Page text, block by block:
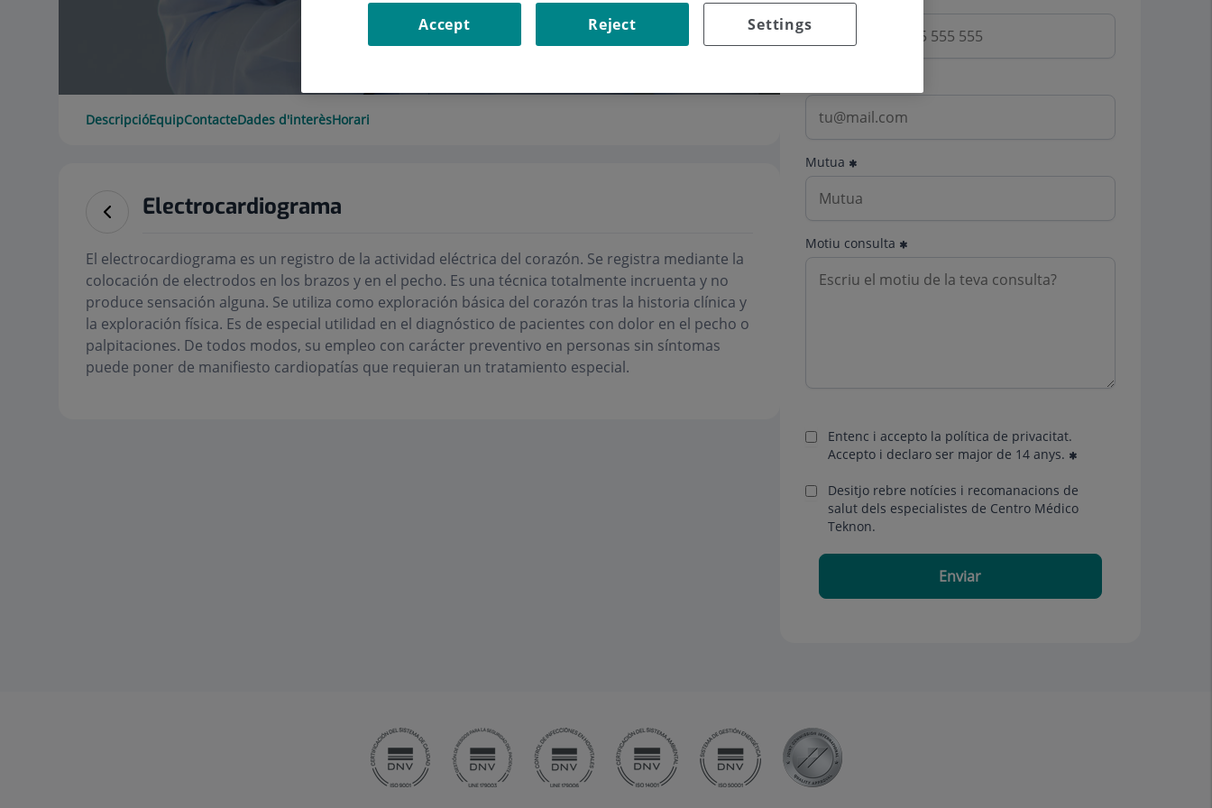
DescripcióEquipContacteDades d'interèsHorari
Electrocardiograma
El electrocardiograma es un registro de la actividad eléctrica del corazón. Se registra mediante la
colocación de electrodos en los brazos y en el pecho. Es una técnica totalmente incruenta y no
produce sensación alguna. Se utiliza como exploración básica del corazón tras la historia clínica y
la exploración física. Es de especial utilidad en el diagnóstico de pacientes con dolor en el pecho o
palpitaciones. De todos modos, su empleo con carácter preventivo en personas sin síntomas
puede poner de manifiesto cardiopatías que requieran un tratamiento especial.
Mutua
Motiu consulta
Entenc i accepto la política de privacitat.
Accepto i declaro ser major de 14 anys.
Desitjo rebre notícies i recomanacions de
salut dels especialistes de Centro Médico
Teknon.
Enviar
Settings
Reject
Accept